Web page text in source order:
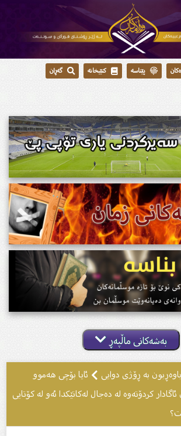
پێناسە کتێبخانە
گەڕان
بەشەکانی ماڵپەڕ
بە ڕۆژى دوایى
ئایا بۆچى هەموو
كردۆتەوە لە دەجال لەكاتێكدا ئەو لە كۆتایی